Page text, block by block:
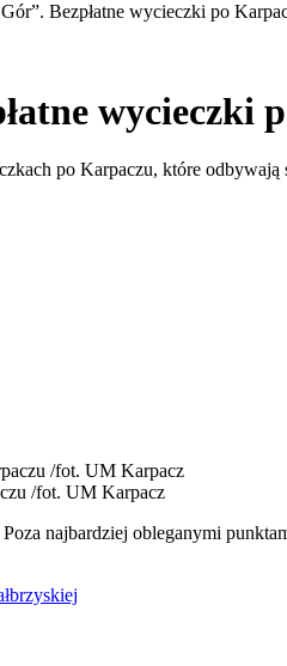
Bezpłatne wycieczki po
wycieczki
po Karpaczu, które
/fot. UM Karpacz
najbardziej obleganymi